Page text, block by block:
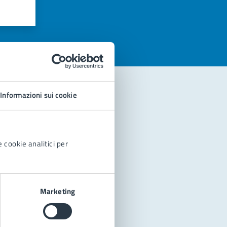
Informazioni sui cookie
cookie analitici per
Marketing